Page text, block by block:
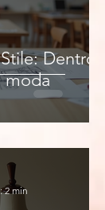
Dentro
moda
2 min